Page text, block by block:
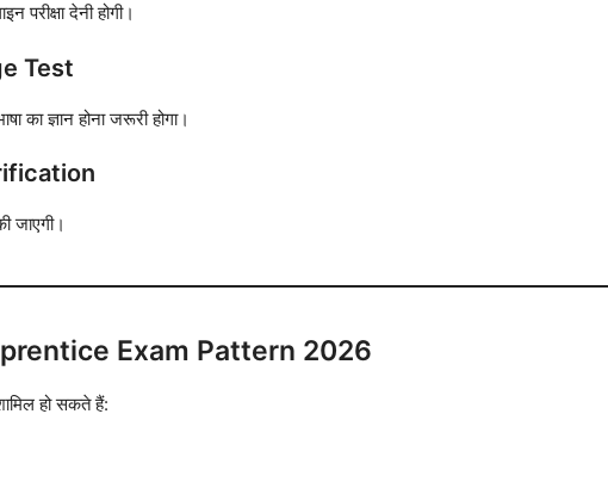
परीक्षा देनी होगी।
Test
का ज्ञान होना जरूरी होगा।
जाएगी।
Exam Pattern 2026
हो सकते हैं: